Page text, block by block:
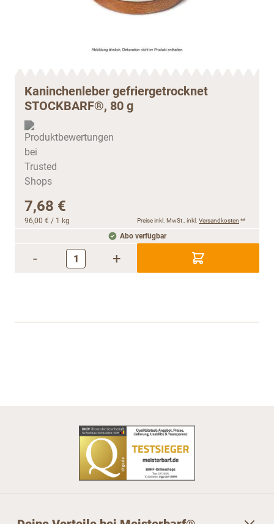
Kaninchenleber gefriergetrocknet
STOCKBARF®, 80 g
7,68 €
96,00 € / 1 kg Preise inkl. MwSt., inkl. Versandkosten **
Abo verfügbar
- +